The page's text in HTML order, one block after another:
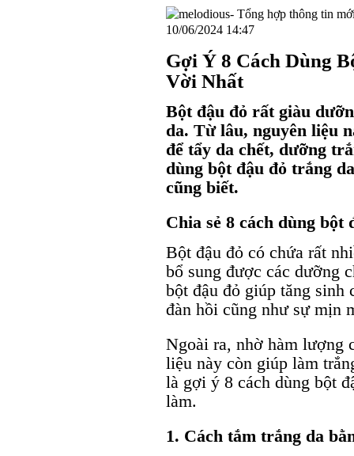
10/06/2024 14:47
Gợi Ý 8 Cách Dùng
Vời Nhất
Bột đậu đỏ rất giàu
da. Từ lâu, nguyên liệu
để tẩy da chết, dưỡng
dùng bột đậu đỏ trắng
cũng biết.
Chia sẻ 8 cách dùng bột
Bột đậu đỏ có chứa rất
bổ sung được các dưỡng
bột đậu đỏ giúp tăng
đàn hồi cũng như sự mịn
Ngoài ra, nhờ hàm lượng
liệu này còn giúp làm
là gợi ý 8 cách dùng bột
làm.
1. Cách tắm trắng da